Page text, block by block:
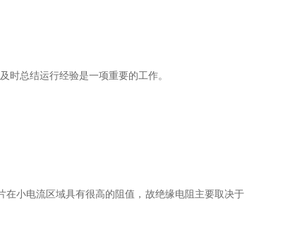
时总结运行经验是一项重要的工作。
小电流区域具有很高的阻值，故绝缘电阻主要取决于